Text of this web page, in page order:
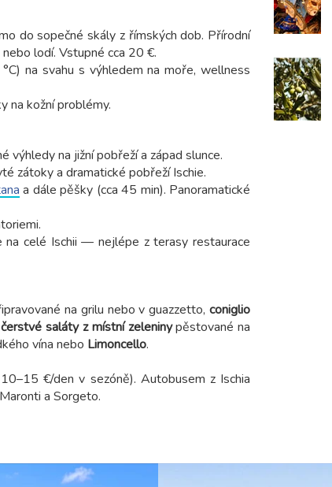
do sopečné skály z římských dob. Přírodní
lodí. Vstupné cca 20 €.
na svahu s výhledem na moře, wellness
na kožní problémy.
výhledy na jižní pobřeží a západ slunce.
zátoky a dramatické pobřeží Ischie.
a dále pěšky (cca 45 min). Panoramatické
na celé Ischii — nejlépe z terasy restaurace
na grilu nebo v guazzetto,coniglio
čerstvé saláty z místní zeleninypěstované na
vína nebo Limoncello.
€/den v sezóně). Autobusem z Ischia
a Sorgeto.